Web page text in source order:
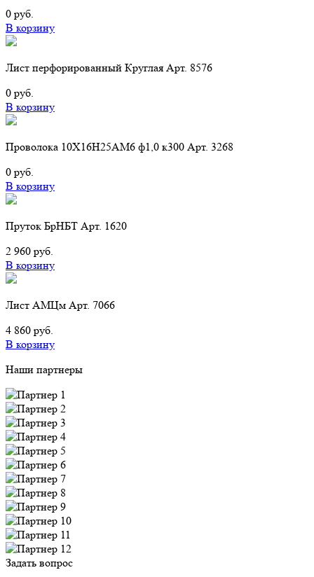
0 руб.
В корзину
Лист перфорированный Круглая Арт. 8576
0 руб.
В корзину
Проволока 10Х16Н25АМ6 ф1,0 к300 Арт. 3268
0 руб.
В корзину
Пруток БрНБТ Арт. 1620
2 960 руб.
В корзину
Лист АМЦм Арт. 7066
4 860 руб.
В корзину
Наши партнеры
Задать вопрос